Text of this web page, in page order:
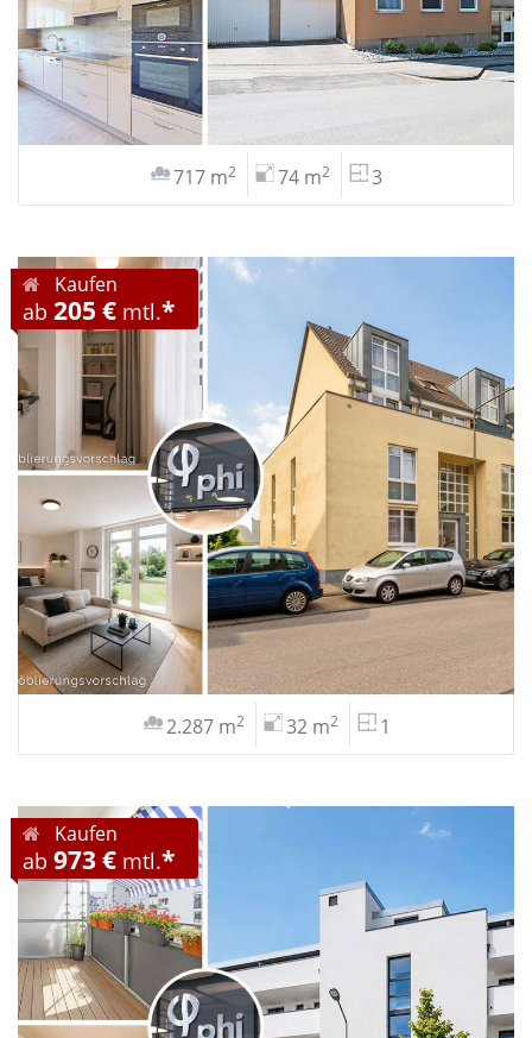
717 m2 74 m2 3
Kaufen
ab 205 € mtl.*
2.287 m2 32 m2 1
Kaufen
ab 973 € mtl.*